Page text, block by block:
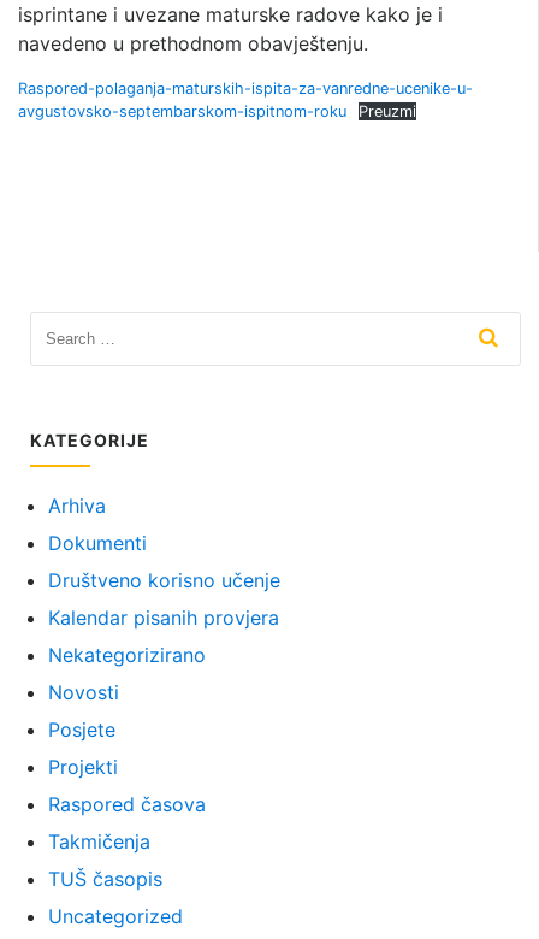
isprintane i uvezane maturske radove kako je i
navedeno u prethodnom obavještenju.
Raspored-polaganja-maturskih-ispita-za-vanredne-ucenike-u-
avgustovsko-septembarskom-ispitnom-roku
Preuzmi
KATEGORIJE
Arhiva
Dokumenti
Društveno korisno učenje
Kalendar pisanih provjera
Nekategorizirano
Novosti
Posjete
Projekti
Raspored časova
Takmičenja
TUŠ časopis
Uncategorized